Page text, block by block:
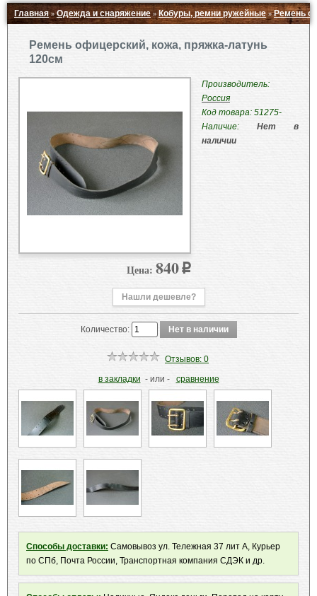
Главная»Одежда и снаряжение » Кобуры, ремни ружейные»Ремень
Ремень офицерский, кожа, пряжка-латунь
120см
Производитель:
Россия
Код товара: 51275-
Наличие: Нет в
наличии
Цена: 840p
Нашли дешевле?
Количество:
Отзывов: 0
в закладки - или - сравнение
Способы доставки: Самовывоз ул. Тележная 37 лит А, Курьер
по СПб, Почта России, Транспортная компания СДЭК и др.